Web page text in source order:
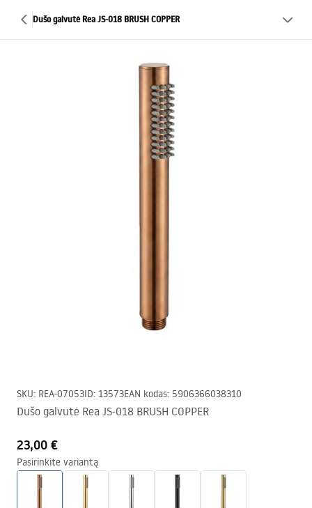
Dušo galvutė Rea JS-018 BRUSH COPPER
SKU: REA-07053ID: 13573EAN kodas: 5906366038310
Dušo galvutė Rea JS-018 BRUSH COPPER
23,00 €
Pasirinkite variantą